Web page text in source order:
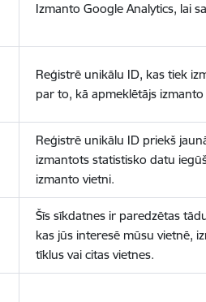
Izmanto Google Analytics, lai
Reģistrē unikālu ID, kas tiek
par to, kā apmeklētājs izmanto
Reģistrē unikālu ID priekš
izmantots statistisko datu
izmanto vietni.
Šīs sīkdatnes ir paredzētas
kas jūs interesē mūsu vietnē,
tīklus vai citas vietnes.